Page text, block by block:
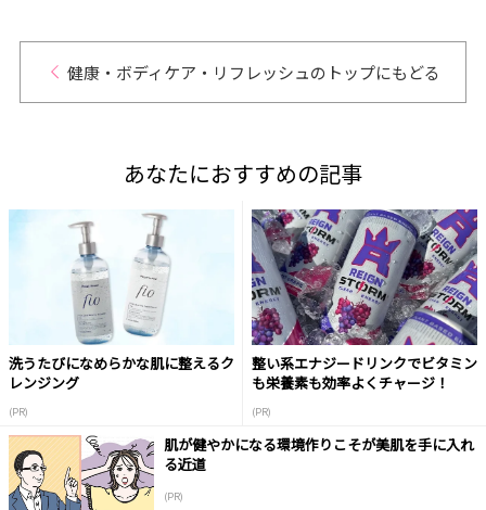
健康・ボディケア・リフレッシュのトップにもどる
あなたにおすすめの記事
洗うたびになめらかな肌に整えるク
レンジング
(PR)
整い系エナジードリンクでビタミン
も栄養素も効率よくチャージ！
(PR)
肌が健やかになる環境作りこそが美肌を手に入れ
る近道
(PR)